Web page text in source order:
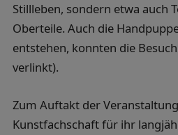
Stillleben, sondern etwa auch
Oberteile. Auch die
entstehen, konnten die
verlinkt).
Zum Auftakt der
Kunstfachschaft für ihr